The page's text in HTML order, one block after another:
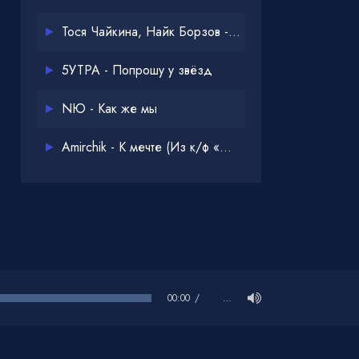
Тося Чайкина, Найк Борзов - Опять
5УТРА - Попрошу у звёзд
NЮ - Как же мы
Amirchik - К мечте (Из к/ф «Одна дома 3»)
00:00 …